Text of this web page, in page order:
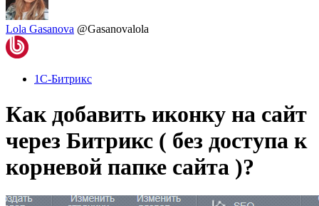
Lola Gasanova @Gasanovalola
1С-Битрикс
Как добавить иконку на сайт
через Битрикс ( без доступа к
корневой папке сайта )?